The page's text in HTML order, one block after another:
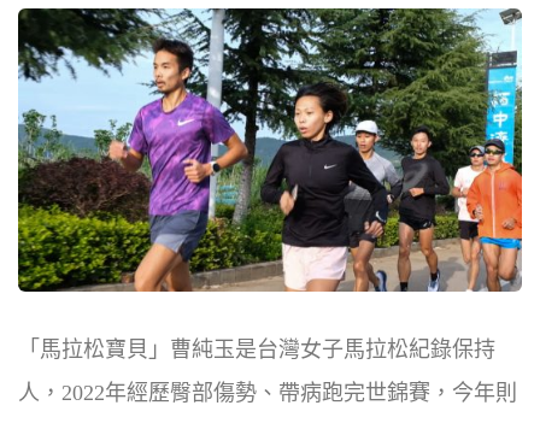
「馬拉松寶貝」曹純玉是台灣女子馬拉松紀錄保持
人，2022年經歷臀部傷勢、帶病跑完世錦賽，今年則